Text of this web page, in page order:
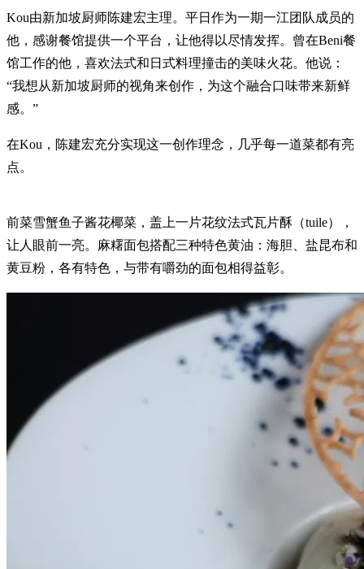
Kou由新加坡厨师陈建宏主理。平日作为一期一江团队成员的
他，感谢餐馆提供一个平台，让他得以尽情发挥。曾在Beni餐
馆工作的他，喜欢法式和日式料理撞击的美味火花。他说：
“我想从新加坡厨师的视角来创作，为这个融合口味带来新鲜
感。”
在Kou，陈建宏充分实现这一创作理念，几乎每一道菜都有亮
点。
前菜雪蟹鱼子酱花椰菜，盖上一片花纹法式瓦片酥（tuile），
让人眼前一亮。麻糬面包搭配三种特色黄油：海胆、盐昆布和
黄豆粉，各有特色，与带有嚼劲的面包相得益彰。